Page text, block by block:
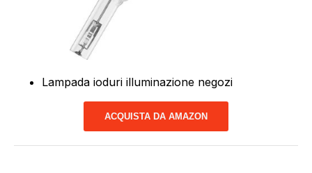
Lampada ioduri illuminazione negozi
ACQUISTA DA AMAZON